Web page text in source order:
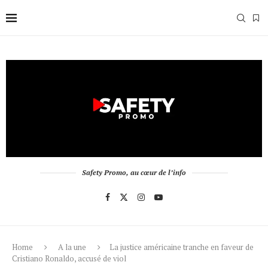
Safety Promo, au cœur de l’info
Home A la une
La justice américaine tranche en faveur de
Cristiano Ronaldo, accusé de viol